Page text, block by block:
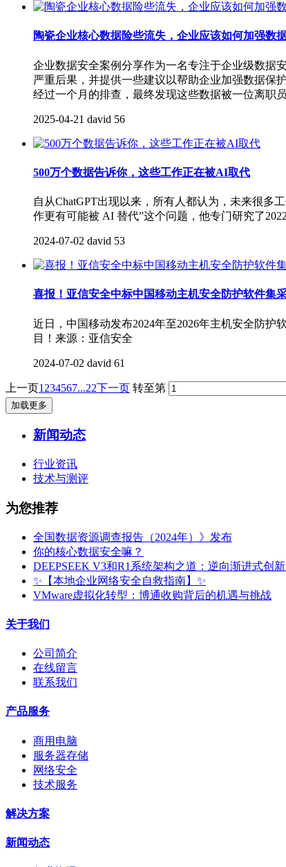
陶瓷企业核心数据险些流失，企业应该如何加强数
企业数据安全案例分享作为一名专注于企业级数据
严重后果，并提供一些建议以帮助企业加强数据保
经过一个月的排查，最终发现这些数据被一位离职
2025-04-21 david 56
500万个数据告诉你，这些工作正在被AI取代
自从ChatGPT出现以来，所有人都认为，未来很多
作更有可能被 AI 替代”这个问题，他专门研究了
2024-07-02 david 53
喜报！亚信安全中标中国移动主机安全防护软件集
近日，中国移动发布2024年至2026年主机安全防
目！来源：亚信安全
2024-07-02 david 61
上一页1 234567...22下一页 转至第
加载更多
新闻动态
行业资讯
技术与测评
为您推荐
全国数据资源调查报告（2024年）》发布
你的核心数据安全嘛？
DEEPSEEK V3和R1系统架构之道：逆向渐进式创
✨【本地企业网络安全自救指南】✨
VMware虚拟化转型：博通收购背后的机遇与挑战
关于我们
公司简介
在线留言
联系我们
产品服务
商用电脑
服务器存储
网络安全
技术服务
解决方案
新闻动态